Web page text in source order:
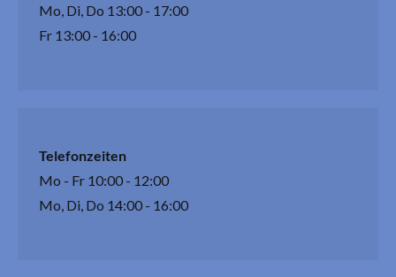
Mo, Di, Do 13:00 - 17:00
Fr 13:00 - 16:00
Telefonzeiten
Mo - Fr 10:00 - 12:00
Mo, Di, Do 14:00 - 16:00